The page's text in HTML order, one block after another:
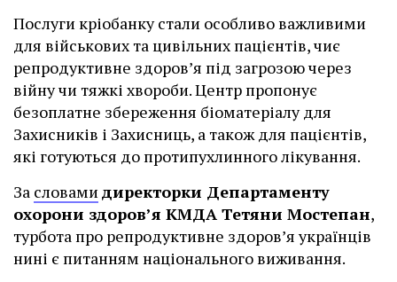
Послуги кріобанку стали особливо важливими
для військових та цивільних пацієнтів, чиє
репродуктивне здоров’я під загрозою через
війну чи тяжкі хвороби. Центр пропонує
безоплатне збереження біоматеріалу для
Захисників і Захисниць, а також для пацієнтів,
які готуються до протипухлинного лікування.
За словамидиректорки Департаменту
охорони здоров’я КМДА Тетяни Мостепан,
турбота про репродуктивне здоров’я українців
нині є питанням національного виживання.